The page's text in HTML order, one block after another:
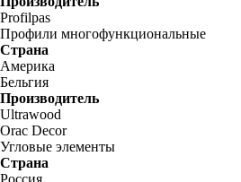
Profilpas
Профили многофункциональные
Страна
Америка
Бельгия
Производитель
Ultrawood
Orac Decor
Угловые элементы
Страна
Россия